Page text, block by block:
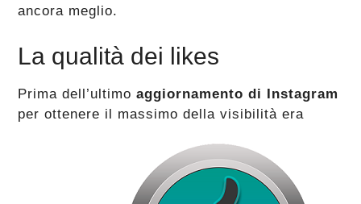
ancora meglio.
La qualità dei likes
Prima dell’ultimoaggiornamento di Instagram
per ottenere il massimo della visibilità era